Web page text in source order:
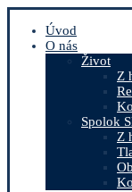
Úvod
O nás
Život
Z
Spolok
Z